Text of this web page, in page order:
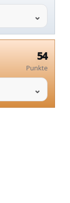
54
Punkte